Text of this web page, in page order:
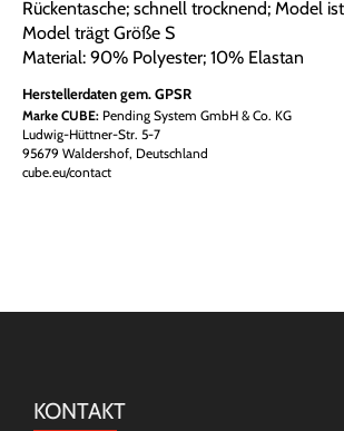
Rückentasche; schnell trocknend; Model
Model trägt Größe S
Material: 90% Polyester; 10% Elastan
Herstellerdaten gem. GPSR
Marke CUBE: Pending System GmbH & Co. KG
Ludwig-Hüttner-Str. 5-7
95679 Waldershof, Deutschland
cube.eu/contact
KONTAKT